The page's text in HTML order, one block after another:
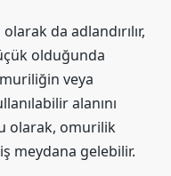
da adlandırılır,
olduğunda
veya
alanını
olarak, omurilik
meydana gelebilir.